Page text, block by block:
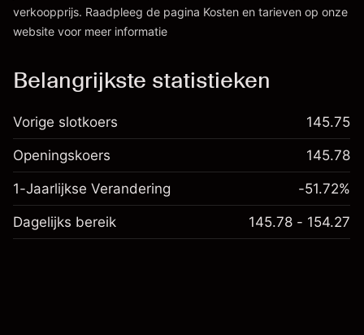
verkoopprijs. Raadpleeg de pagina Kosten en tarieven op onze
website voor meer informatie
Belangrijkste statistieken
Vorige slotkoers 145.75
Openingskoers 145.78
1-Jaarlijkse Verandering -51.72%
Dagelijks bereik 145.78 - 154.27